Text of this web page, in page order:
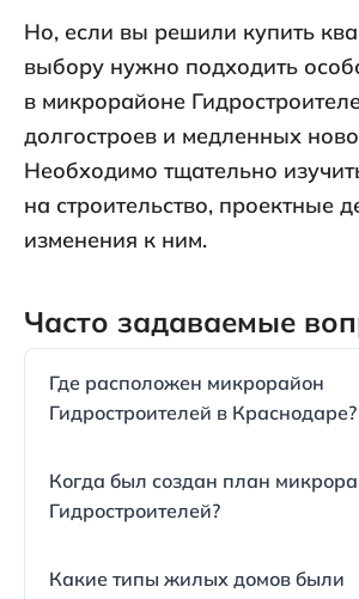
Но, если вы решили купить
выбору нужно подходить
в микрорайоне
долгостроев и медленных
Необходимо тщательно
на строительство, проектные
изменения к ним.
Часто задаваемые
Где расположен микрорайон
Гидростроителей в Краснодаре?
находится в восточной части
входит в состав Карасунского
Когда был создан план
Гидростроителей?
1960-х годов.
Какие типы жилых домов были